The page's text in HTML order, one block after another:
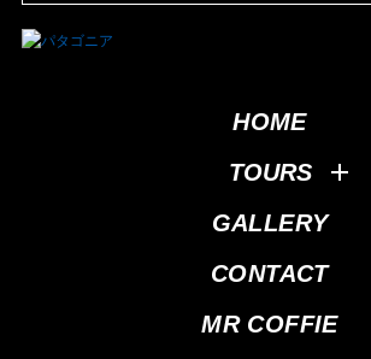
HOME
TOURS
GALLERY
CONTACT
MR COFFIE